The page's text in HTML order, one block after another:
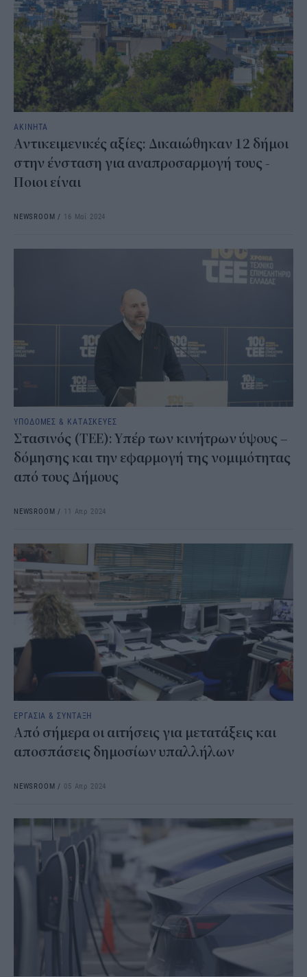
ΑΚΙΝΗΤΑ
Αντικειμενικές αξίες: Δικαιώθηκαν 12 δήμοι
στην ένσταση για αναπροσαρμογή τους -
Ποιοι είναι
NEWSROOM / 16 Μαΐ 2024
ΥΠΟΔΟΜΕΣ & ΚΑΤΑΣΚΕΥΕΣ
Στασινός (ΤΕΕ): Υπέρ των κινήτρων ύψους –
δόμησης και την εφαρμογή της νομιμότητας
από τους Δήμους
NEWSROOM / 11 Απρ 2024
ΕΡΓΑΣΙΑ & ΣΥΝΤΑΞΗ
Από σήμερα οι αιτήσεις για μετατάξεις και
αποσπάσεις δημοσίων υπαλλήλων
NEWSROOM / 05 Απρ 2024